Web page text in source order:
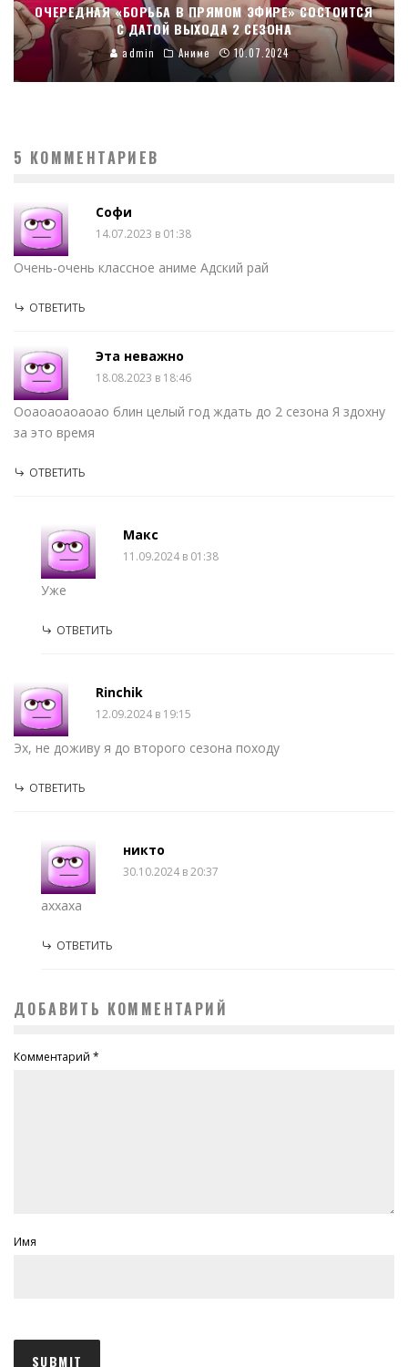
ОЧЕРЕДНАЯ «БОРЬБА В ПРЯМОМ ЭФИРЕ» СОСТОИТСЯ
С ДАТОЙ ВЫХОДА 2 СЕЗОНА
admin Аниме 10.07.2024
5 КОММЕНТАРИЕВ
Софи
14.07.2023 в 01:38
Очень-очень классное аниме Адский рай
ОТВЕТИТЬ
Эта неважно
18.08.2023 в 18:46
Ооаоаоаоаоао блин целый год ждать до 2 сезона Я здохну
за это время
ОТВЕТИТЬ
Макс
11.09.2024 в 01:38
Уже
ОТВЕТИТЬ
Rinchik
12.09.2024 в 19:15
Эх, не доживу я до второго сезона походу
ОТВЕТИТЬ
никто
30.10.2024 в 20:37
аххаха
ОТВЕТИТЬ
ДОБАВИТЬ КОММЕНТАРИЙ
Комментарий *
Имя